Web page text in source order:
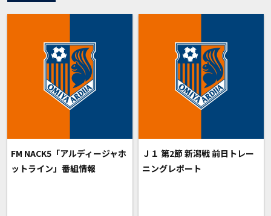
FM NACK5「アルディージャホ
ットライン」番組情報
Ｊ１ 第2節 新潟戦 前日トレー
ニングレポート